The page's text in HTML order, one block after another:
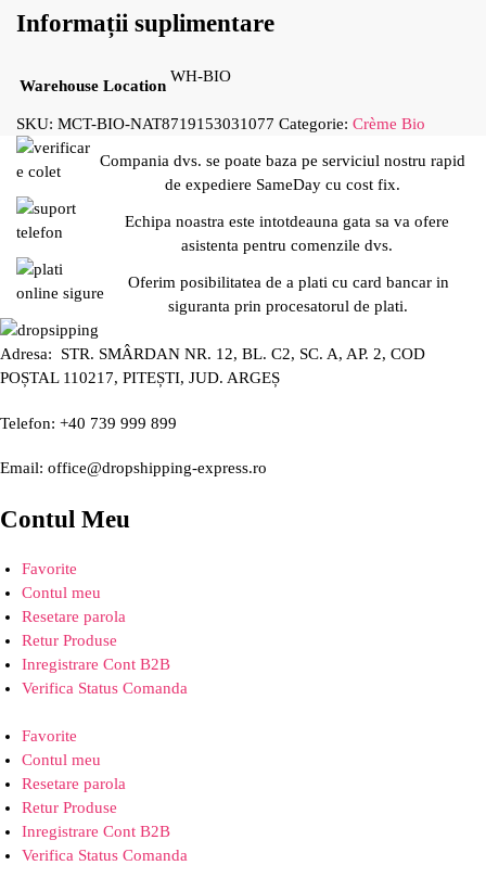
Informații suplimentare
Warehouse Location
WH-BIO
SKU: MCT-BIO-NAT8719153031077 Categorie: Crème Bio
Compania dvs. se poate baza pe serviciul nostru rapid
de expediere SameDay cu cost fix.
Echipa noastra este intotdeauna gata sa va ofere
asistenta pentru comenzile dvs.
Oferim posibilitatea de a plati cu card bancar in
siguranta prin procesatorul de plati.
Adresa: STR. SMÂRDAN NR. 12, BL. C2, SC. A, AP. 2, COD
POȘTAL 110217, PITEȘTI, JUD. ARGEȘ
Telefon: +40 739 999 899
Email: office@dropshipping-express.ro
Contul Meu
Favorite
Contul meu
Resetare parola
Retur Produse
Inregistrare Cont B2B
Verifica Status Comanda
Favorite
Contul meu
Resetare parola
Retur Produse
Inregistrare Cont B2B
Verifica Status Comanda